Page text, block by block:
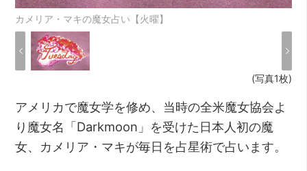
カメリア・マキの魔女占い【火曜】
(写真1枚)
アメリカで魔女学を修め、当時の全米魔女協会よ
り魔女名「Darkmoon」を受けた日本人初の魔
女、カメリア・マキが毎日を占星術で占います。